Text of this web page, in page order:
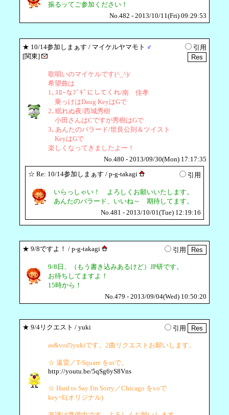
振るッてご参加ください！
No.482 - 2013/10/11(Fri) 09:29:53
★ 10/14参加しまぁす / マイケルヤマモト ♂
[関東]
引用
歌唄いのマイケルです(^_^)/
希望曲は
1､ｽﾛｰなﾌﾞｷﾞにしてくれ/南 佳孝
乗っけはDaug KeyはGで
2､眠れぬ夜/西城秀樹
小田さんはCですが秀樹はGで
3､あんたのバラード/世良公則＆ツイスト
KeyはGで
楽しくなってきましたよー！
No.480 - 2013/09/30(Mon) 17:17:35
☆ Re: 10/14参加しまぁす / p-g-takagi 引用
いらっしゃい！ よろしくお願いいたします。
あんたのバラード、いいね～ 期待してます。
No.481 - 2013/10/01(Tue) 12:19:16
★ 9/8ですよ！ / p-g-takagi 引用
9/8日、（もう書き込みあるけど）JP研です。
お待ちしてますよ！
15時から！
No.479 - 2013/09/04(Wed) 10:50:20
★ 9/4リクエスト / yuki 引用
as&voのyukiです。2曲リクエストお願いします。
☆ 遠雷／T-Square をasで。
http://youtu.be/5qSg6yS8Vns
☆ Hard to Say I'm Sorry／Chicago をvoで
key=E(オリジナル)